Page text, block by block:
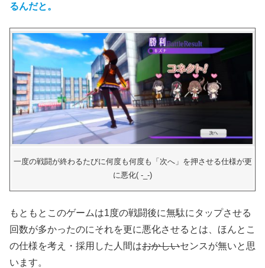
るんだと。
一度の戦闘が終わるたびに何度も何度も「次へ」を押させる仕様が更
に悪化( -_-)
もともとこのゲームは1度の戦闘後に無駄にタップさせる
回数が多かったのにそれを更に悪化させるとは、ほんとこ
の仕様を考え・採用した人間はおかしいセンスが無いと思
います。